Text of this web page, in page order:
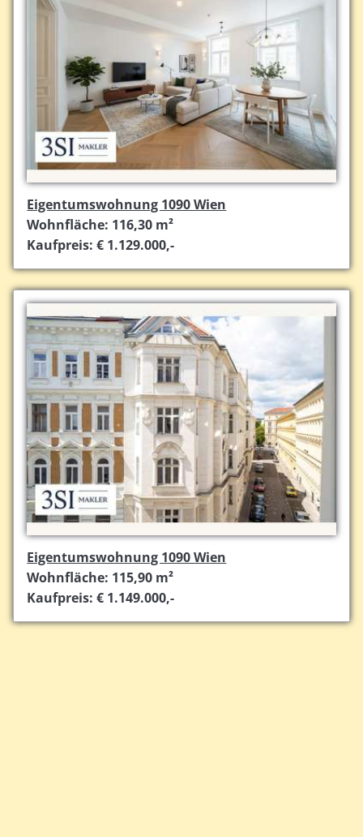
Eigentumswohnung 1090 Wien
Wohnfläche: 116,30 m²
Kaufpreis: € 1.129.000,-
Eigentumswohnung 1090 Wien
Wohnfläche: 115,90 m²
Kaufpreis: € 1.149.000,-